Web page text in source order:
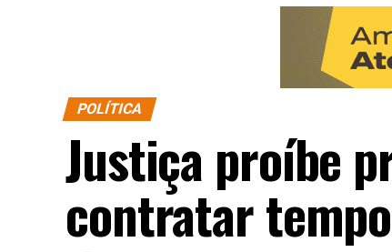
POLÍTICA
Justiça proíbe
contratar